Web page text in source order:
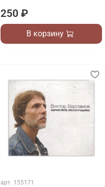
250 ₽
В корзину
арт. 155171